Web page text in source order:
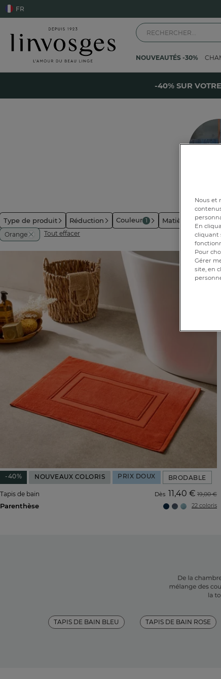
FR
NOUVEAUTÉS -30%
-40% SUR
Type de produit Réduction Couleur 1 Matière
Orange Tout effacer
-40% NOUVEAUX COLORIS PRIX DOUX BRODABLE
Tapis de bain
Parenthèse
Dès 11,40 € 19,00 €
22 coloris
TAPIS DE BAIN BLEU TAPIS DE BAIN ROSE
Nous et
En
cliquant
Pour
Gérer
site, en